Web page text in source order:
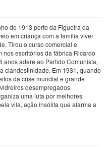
de 1913 perto da Figueira da
em criança com a família viver
Tirou o curso comercial e
nos escritórios da fábrica Ricardo
anos adere ao Partido Comunista,
clandestinidade. Em 1931, quando
da crise mundial e grande
desempregados
uma luta por melhores
vila, ação insólita que alarma a